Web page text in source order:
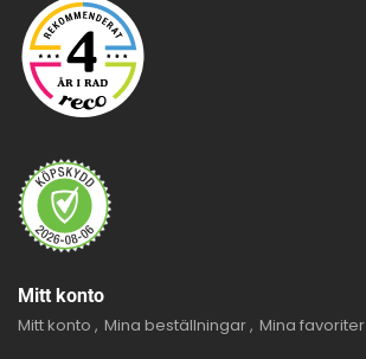
Mitt konto
Mitt konto
Mina beställningar Mina favoriter